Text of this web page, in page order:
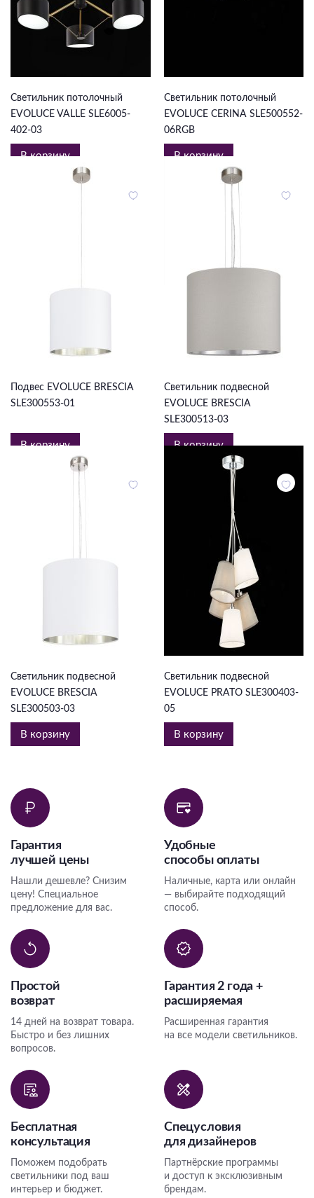
Светильник потолочный
EVOLUCE VALLE SLE6005-
402-03
В корзину
Светильник потолочный
EVOLUCE CERINA SLE500552-
06RGB
В корзину
Подвес EVOLUCE BRESCIA
SLE300553-01
В корзину
Светильник подвесной
EVOLUCE BRESCIA
SLE300513-03
В корзину
Светильник подвесной
EVOLUCE BRESCIA
SLE300503-03
В корзину
Светильник подвесной
EVOLUCE PRATO SLE300403-
05
В корзину
Гарантия
лучшей цены
Нашли дешевле? Снизим
цену! Специальное
предложение для вас.
Удобные
способы оплаты
Наличные, карта или онлайн
— выбирайте подходящий
способ.
Простой
возврат
14 дней на возврат товара.
Быстро и без лишних
вопросов.
Гарантия 2 года +
расширяемая
Расширенная гарантия
на все модели светильников.
Бесплатная
консультация
Поможем подобрать
светильники под ваш
интерьер и бюджет.
Спецусловия
для дизайнеров
Партнёрские программы
и доступ к эксклюзивным
брендам.